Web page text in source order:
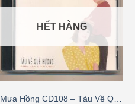
HẾT HÀNG
Mưa Hồng CD108 – Tàu Về Quê